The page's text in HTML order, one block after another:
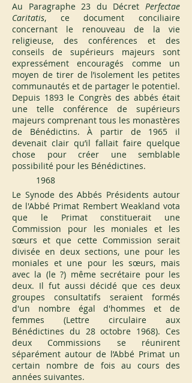
Au Paragraphe 23 du Décret Perfectae
Caritatis, ce document conciliaire
concernant le renouveau de la vie
religieuse, des conférences et des
conseils de supérieurs majeurs sont
expressément encouragés comme un
moyen de tirer de l’isolement les petites
communautés et de partager le potentiel.
Depuis 1893 le Congrès des abbés était
une telle conférence de supérieurs
majeurs comprenant tous les monastères
de Bénédictins. À partir de 1965 il
devenait clair qu’il fallait faire quelque
chose pour créer une semblable
possibilité pour les Bénédictines.
1968
Le Synode des Abbés Présidents autour
de l'Abbé Primat Rembert Weakland vota
que le Primat constituerait une
Commission pour les moniales et les
sœurs et que cette Commission serait
divisée en deux sections, une pour les
moniales et une pour les sœurs, mais
avec la (le ?) même secrétaire pour les
deux. Il fut aussi décidé que ces deux
groupes consultatifs seraient formés
d'un nombre égal d'hommes et de
femmes (Lettre circulaire aux
Bénédictines du 28 octobre 1968). Ces
deux Commissions se réunirent
séparément autour de l’Abbé Primat un
certain nombre de fois au cours des
années suivantes.